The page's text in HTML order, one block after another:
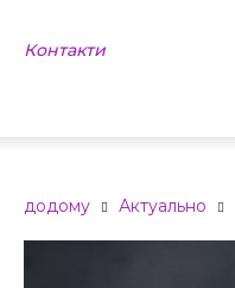
Контакти
додому Актуально